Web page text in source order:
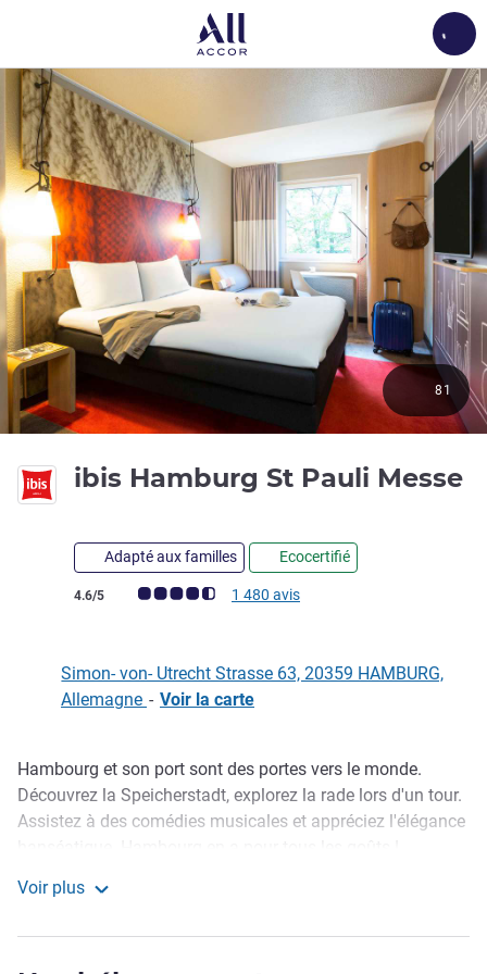
ibis Hamburg St Pauli Messe
Adapté aux familles Ecocertifié
Note Avis clients (Note ALL)
4.6/5 1 480 avis
81
Simon- von- Utrecht Strasse 63, 20359 HAMBURG,
Allemagne - Voir la carte
Description
Hambourg et son port sont des portes vers le monde.
Découvrez la Speicherstadt, explorez la rade lors d'un tour.
Assistez à des comédies musicales et appréciez l'élégance
Notre hôtel à Hambourg, au coeur de la Reeperbahn, est
qui satisfera tous les goûts. Détendez-vous dans les
espaces confortables du salon, après une visite ou avant
Voir plus